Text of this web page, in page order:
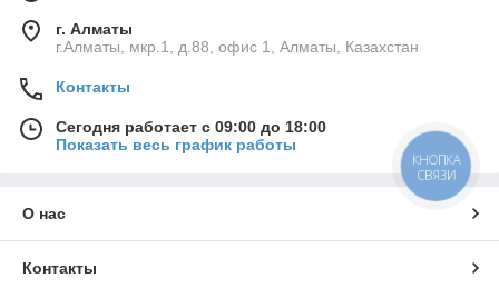
г. Алматы
г.Алматы, мкр.1, д.88, офис 1, Алматы, Казахстан
Контакты
Сегодня работает с 09:00 до 18:00
Показать весь график работы
О нас
Контакты
КНОПКА
СВЯЗИ